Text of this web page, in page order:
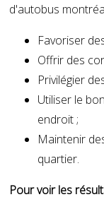
d'autobus
Favoriser
Offrir des
Privilégier
Utiliser le
endroit ;
Maintenir
quartier.
Pour voir les